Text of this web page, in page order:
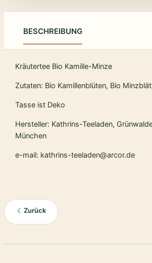
BESCHREIBUNG
Kräutertee Bio Kamille-Minze
Zutaten: Bio Kamillenblüten, Bio
Tasse ist Deko
Hersteller: Kathrins-Teeladen,
München
e-mail: kathrins-teeladen@arcor.de
Zurück